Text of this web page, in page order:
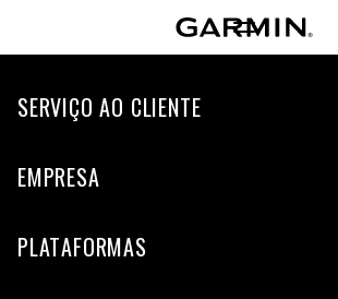
SERVIÇO AO CLIENTE
EMPRESA
PLATAFORMAS